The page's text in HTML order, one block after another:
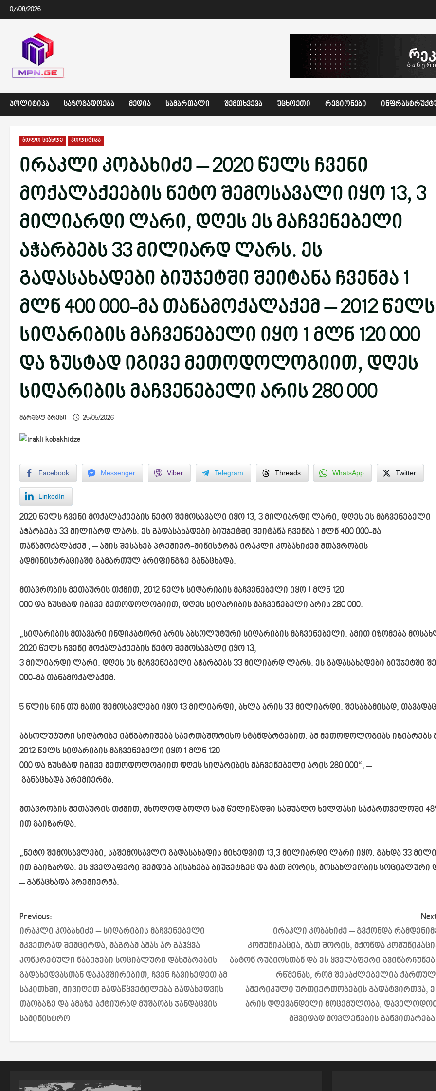
Skip
to
07/08/2026
ᲞᲝᲚᲘᲢᲘᲙᲐ ᲡᲐᲖᲝᲒᲐᲓᲝᲔᲑᲐ ᲛᲔᲓᲘᲐ ᲡᲐᲛᲐᲠᲗᲐᲚᲘ ᲨᲔᲛᲗᲮᲕᲔᲕᲐ ᲣᲪᲮᲝᲔᲗᲘ ᲠᲔᲒᲘᲝᲜᲔᲑᲘ
ბოლო სიახლე პოლიტიკა
ირაკლი კობახიძე – 2020 წელს ჩვენი
მოქალაქეების ნეტო შემოსავალი იყო 13, 3
მილიარდი ლარი, დღეს ეს მაჩვენებელი
აჭარბებს 33 მილიარდ ლარს. ეს
გადასახადები ბიუჯეტში შეიტანა ჩვენმა 1
მლნ 400 000-მა თანამოქალაქემ – 2012 წელს
სიღარიბის მაჩვენებელი იყო 1 მლნ 120 000
და ზუსტად იგივე მეთოდოლოგიით, დღეს
სიღარიბის მაჩვენებელი არის 280 000
მარშალ პრესი 25/05/2026
Facebook Messenger Viber Telegram Threads WhatsApp Twitter
LinkedIn
2020 წელს ჩვენი მოქალაქეების ნეტო შემოსავალი იყო 13, 3 მილიარდი ლარი, დღეს ეს მაჩვენებელი
აჭარბებს 33 მილიარდ ლარს. ეს გადასახადები ბიუჯეტში შეიტანა ჩვენმა 1 მლნ 400 000-მა
თანამოქალაქემ , – ამის შესახებ პრემიერ-მინისტრმა ირაკლი კობახიძემ მთავრობის
ადმინისტრაციაში გამართულ ბრიფინგზე განაცხადა.
მთავრობის მეთაურის თქმით, 2012 წელს სიღარიბის მაჩვენებელი იყო 1 მლნ 120
000 და ზუსტად იგივე მეთოდოლოგიით, დღეს სიღარიბის მაჩვენებელი არის 280 000.
„სიღარიბის მთავარი ინდიკატორი არის აბსოლუტური სიღარიბის მაჩვენებელი. ამით იზომება
2020 წელს ჩვენი მოქალაქეების ნეტო შემოსავალი იყო 13,
3 მილიარდი ლარი. დღეს ეს მაჩვენებელი აჭარბებს 33 მილიარდ ლარს. ეს გადასახადები ბიუჯეტში
000-მა თანამოქალაქემ.
5 წლის წინ თუ მათი შემოსავლები იყო 13 მილიარდი, ახლა არის 33 მილიარდი. შესაბამისად,
აბსოლუტური სიღარიბე იანგარიშება საერთაშორისო სტანდარტებით. ამ მეთოდოლოგიას
2012 წელს სიღარიბის მაჩვენებელი იყო 1 მლნ 120
000 და ზუსტად იგივე მეთოდოლოგიით დღეს სიღარიბის მაჩვენებელი არის 280 000“, –
განაცხადა პრემიერმა.
მთავრობის მეთაურის თქმით, მხოლოდ ბოლო სამ წელიწადში საშუალო ხელფასი საქართველოში
ით გაიზარდა.
„ნეტო შემოსავლები, საშემოსავლო გადასახადის მიხედვით 13,3 მილიარდი ლარი იყო. გახდა 33
ით გაიზარდა. ეს ყველაფერი შემდეგ აისახება ბიუჯეტზეც და მათ შორის, მოსახლეობის სოციალური
– განაცხადა პრემიერმა.
P
o
s
t
n
a
v
i
g
Previous:
ირაკლი კობახიძე – სიღარიბის მაჩვენებელი
მკვეთრად შემცირდა, მაგრამ ამას არ გაჰყვა
კონკრეტული ნაბიჯები სოციალური დახმარების
გადახედვასთან დაკავშირებით, ჩვენ ჩავიხედეთ ამ
საკითხში, მივიღეთ გადაწყვეტილება გადახედვის
თაობაზე და ამაზე აქტიურად მუშაობს ჯანდაცვის
სამინისტრო
ირაკლი კობახიძე – გვქონდა
კომუნიკაცია, მათ შორის, მქონდა
ბატონ რუბიოსთან და ეს ყველაფერი
რწმენას, რომ შესაძლებელია
ამერიკული ურთიერთობების გადატვირთვა,
არის დღევანდელი მოცემულობა,
მშვიდად მოვლენების